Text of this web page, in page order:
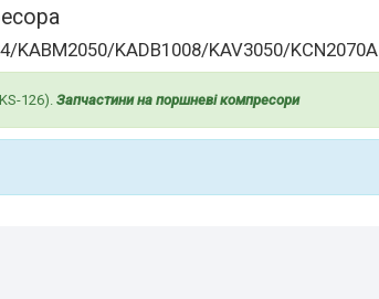
KABM2050/KADB1008/KAV3050/KCN2070A
126). Запчастини на поршневі компресори